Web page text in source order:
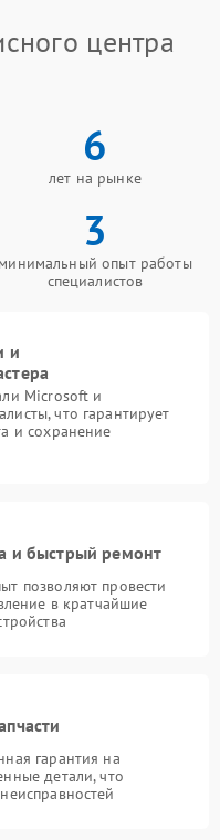
центра
6
лет на рынке
3
минимальный опыт работы
специалистов
и
Microsoft и
что гарантирует
и сохранение
и быстрый ремонт
позволяют провести
в кратчайшие
гарантия на
детали, что